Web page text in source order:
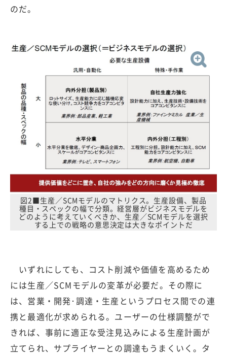
のだ。
図2■生産／SCMモデルのマトリクス。生産設備、製品
種目・スペックの幅で分類。経営層がビジネスモデルを
どのように考えていくべきか、生産／SCMモデルを選択
する上での戦略の意思決定は大きなポイントだ
いずれにしても、コスト削減や価値を高めるため
には生産／SCMモデルの変革が必要だ。その際に
は、営業・開発･調達・生産というプロセス間での連
携と最適化が求められる。ユーザーの仕様調整がで
きれば、事前に適正な受注見込みによる生産計画が
立てられ、サプライヤーとの調達もうまくいく。タ